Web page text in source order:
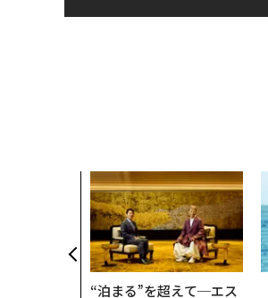
“泊まる”を超えて─エス